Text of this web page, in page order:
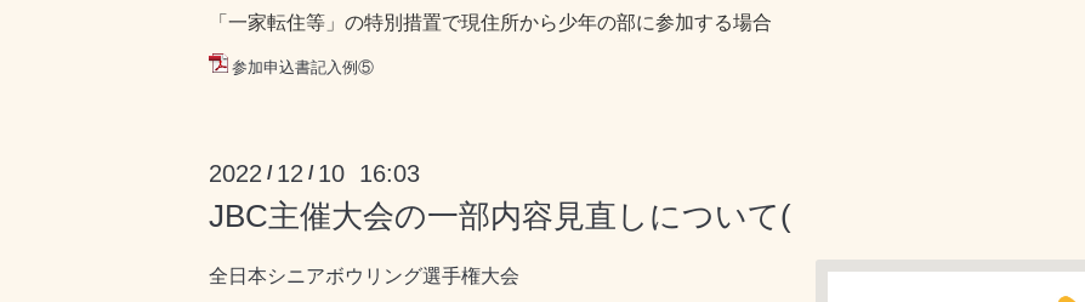
「一家転住等」の特別措置で現住所から少年の部に参加する場合
参加申込書記入例⑤
2022 / 12 / 10 16:03
JBC主催大会の一部内容見直しについて(
全日本シニアボウリング選手権大会